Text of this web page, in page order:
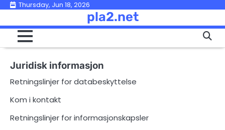
Skip
content
Thursday, Jun 18, 2026
pla2.net
Juridisk informasjon
Retningslinjer for databeskyttelse
Kom i kontakt
Retningslinjer for informasjonskapsler